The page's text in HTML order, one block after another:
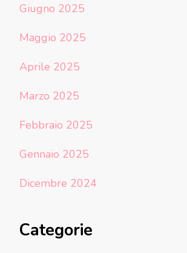
Giugno 2025
Maggio 2025
Aprile 2025
Marzo 2025
Febbraio 2025
Gennaio 2025
Dicembre 2024
Categorie